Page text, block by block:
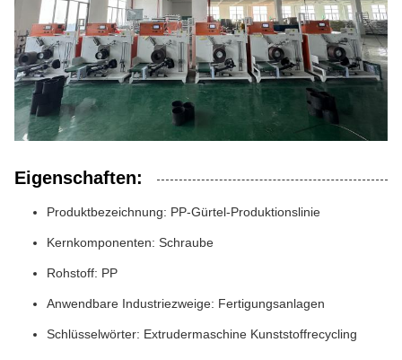
Eigenschaften:
Produktbezeichnung: PP-Gürtel-Produktionslinie
Kernkomponenten: Schraube
Rohstoff: PP
Anwendbare Industriezweige: Fertigungsanlagen
Schlüsselwörter: Extrudermaschine Kunststoffrecycling